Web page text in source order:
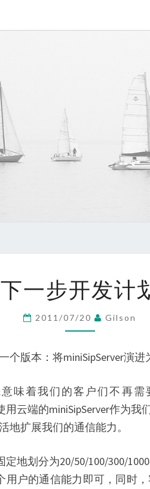
一
计
下一步开发计
2011/07/20 Gilson
版本：将miniSipServer演进
味着我们的客户们不再需
用云端的miniSipServer作为
地扩展我们的通信能力。
定地划分为20/50/100/300/
用户的通信能力即可，同时